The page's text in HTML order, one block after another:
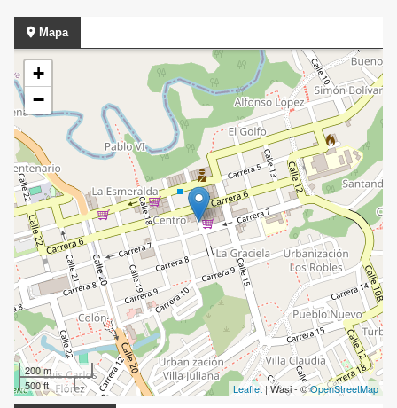
Mapa
+
−
200 m
500 ft
Leaflet | Wasi - ©OpenStreetMap